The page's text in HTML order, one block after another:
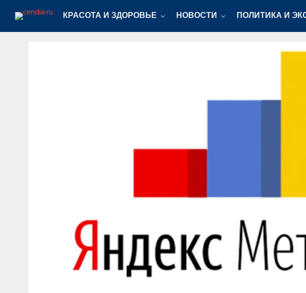
КРАСОТА И ЗДОРОВЬЕ НОВОСТИ ПОЛИТИКА И